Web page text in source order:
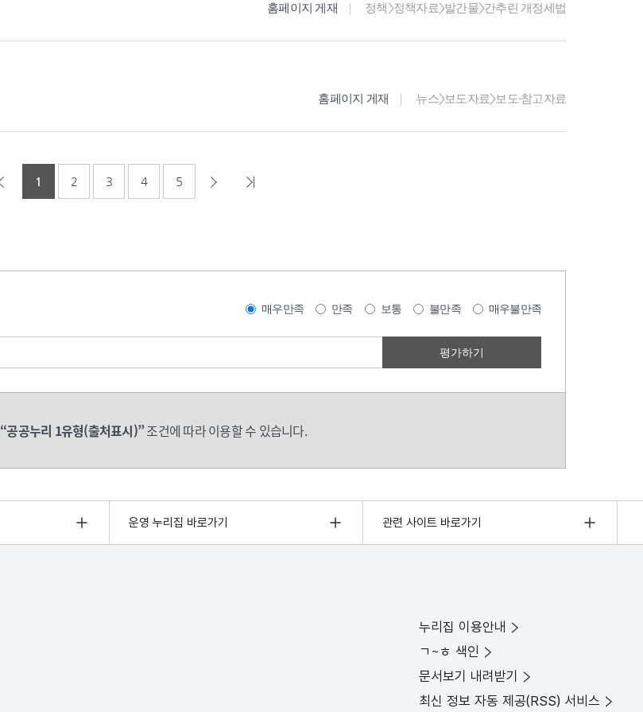
홈페이지 게재 정책>정책자료>발간물>간추린 개정세법
홈페이지 게재 뉴스>보도자료>보도·참고자료
1 2 3 4 5
매우만족 만족 보통 불만족 매우불만족
“공공누리 1유형(출처표시)”조건에 따라 이용할 수 있습니다.
운영 누리집 바로가기 관련 사이트 바로가기
누리집 이용안내
ㄱ~ㅎ 색인
문서보기 내려받기
최신 정보 자동 제공(RSS) 서비스